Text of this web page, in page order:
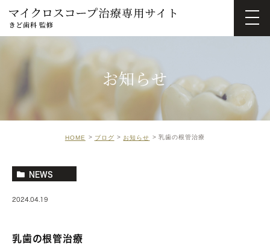
お知らせ
HOME ブログ お知らせ 乳歯の根管治療
NEWS
2024.04.19
乳歯の根管治療